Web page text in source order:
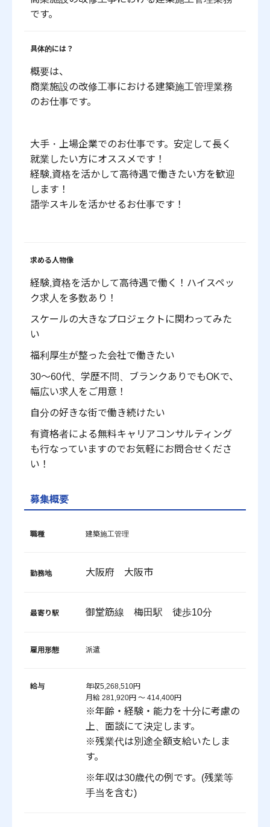
です。
具体的には？
概要は、
商業施設の改修工事における建築施工管理業務
のお仕事です。
大手・上場企業でのお仕事です。安定して長く
就業したい方にオススメです！
経験,資格を活かして高待遇で働きたい方を歓迎
します！
語学スキルを活かせるお仕事です！
求める人物像
経験,資格を活かして高待遇で働く！ハイスペッ
ク求人を多数あり！
スケールの大きなプロジェクトに関わってみた
い
福利厚生が整った会社で働きたい
30～60代、学歴不問、ブランクありでもOKで、
幅広い求人をご用意！
自分の好きな街で働き続けたい
有資格者による無料キャリアコンサルティング
も行なっていますのでお気軽にお問合せくださ
い！
募集概要
職種 建築施工管理
勤務地 大阪府 大阪市
最寄り駅 御堂筋線 梅田駅 徒歩10分
雇用形態 派遣
給与
年収5,268,510円
月給 281,920円 〜 414,400円
※年齢・経験・能力を十分に考慮の
上、面談にて決定します。
※残業代は別途全額支給いたしま
す。
※年収は30歳代の例です。(残業等
手当を含む)